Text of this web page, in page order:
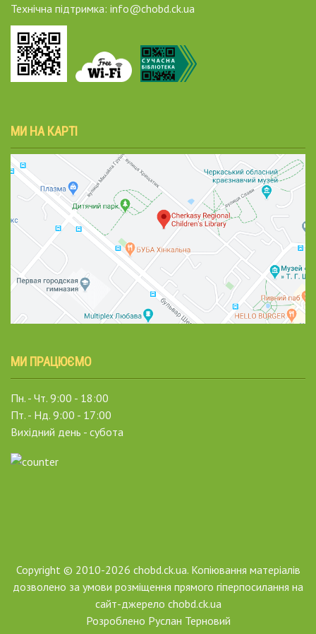
Технічна підтримка: info@chobd.ck.ua
МИ НА КАРТІ
МИ ПРАЦЮЄМО
Пн. - Чт. 9:00 - 18:00
Пт. - Нд. 9:00 - 17:00
Вихідний день - субота
Copyright © 2010-2026 chobd.ck.ua. Копіювання матеріалів
дозволено за умови розміщення прямого гіперпосилання на
сайт-джерело chobd.ck.ua
Розроблено Руслан Терновий